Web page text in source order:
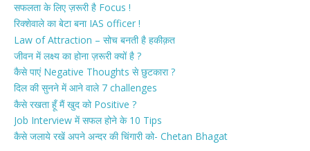
सफलता के लिए ज़रूरी है Focus !
रिक्शेवाले का बेटा बना IAS officer !
Law of Attraction – सोच बनती है हकीक़त
जीवन में लक्ष्य का होना ज़रूरी क्यों है ?
कैसे पाएं Negative Thoughts से छुटकारा ?
दिल की सुनने में आने वाले 7 challenges
कैसे रखता हूँ मैं खुद को Positive ?
Job Interview में सफल होने के 10 Tips
कैसे जलाये रखें अपने अन्दर की चिंगारी को- Chetan Bhagat